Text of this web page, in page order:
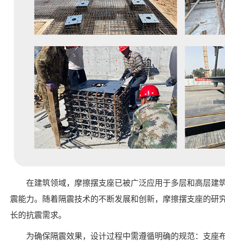
在建筑领域，摩擦摆支座已被广泛应用于多层和高层建
震能力。随着隔震技术的不断发展和创新，摩擦摆支座的研
长的抗震需求。
为确保隔震效果，设计过程中需遵循明确的规范：支座